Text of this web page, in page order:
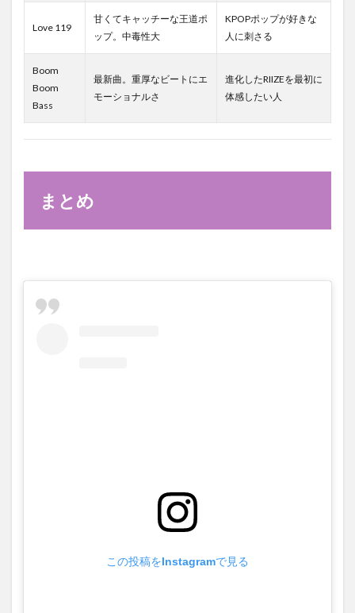
Love 119
甘くてキャッチーな王道ポ
ップ。中毒性大
KPOPポップが好きな
人に刺さる
Boom
Boom
Bass
最新曲。重厚なビートにエ
モーショナルさ
進化したRIIZEを最初に
体感したい人
まとめ
この投稿をInstagramで見る